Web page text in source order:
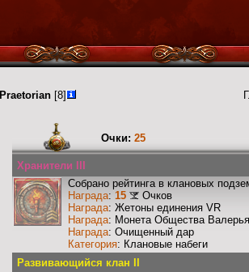
Praetorian [8]
Очки: 25
Хранители III
Собрано рейтинга в клановых
Награда: 15
Очков
Награда: Жетоны единения VR
Награда: Монета Общества
Награда: Очищенный дар
Категория: Клановые набеги
Развивающийся клан II